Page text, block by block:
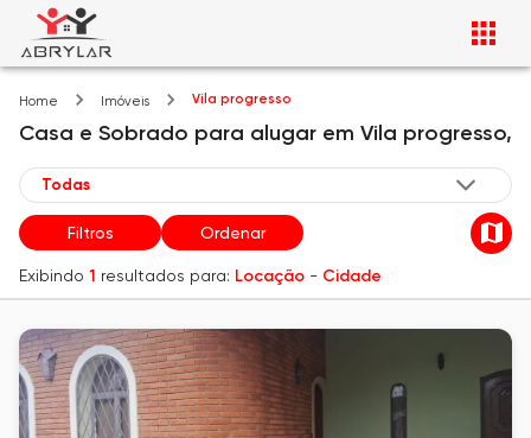
Home Imóveis Vila progresso
Casa e Sobrado para alugar em Vila progresso,
Filtros Ordenar
Exibindo 1 resultados para: Locação - Cidade